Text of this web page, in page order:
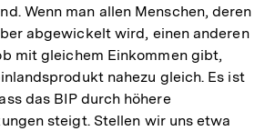
Wenn man allen Menschen, deren
abgewickelt wird, einen anderen
mit gleichem Einkommen gibt,
nahezu gleich. Es ist
das BIP durch höhere
steigt. Stellen wir uns etwa